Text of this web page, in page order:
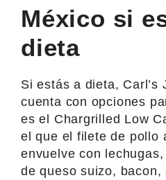
México si
dieta
Si estás a dieta, Carl’s
cuenta con opciones
es el Chargrilled Low
el que el filete de pollo
envuelve con
de queso suizo, bacon,